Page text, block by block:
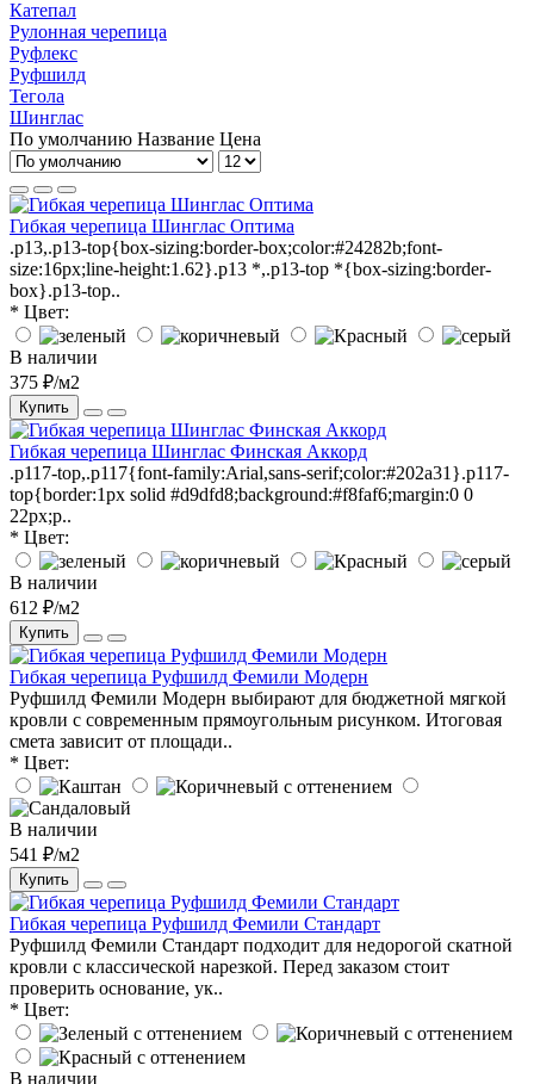
Катепал
Рулонная черепица
Руфлекс
Руфшилд
Тегола
Шинглас
По умолчанию Название Цена
Гибкая черепица Шинглас Оптима
.p13,.p13-top{box-sizing:border-box;color:#24282b;font-
size:16px;line-height:1.62}.p13 *,.p13-top *{box-sizing:border-
box}.p13-top..
* Цвет:
В наличии
375 ₽/м2
Купить
Гибкая черепица Шинглас Финская Аккорд
.p117-top,.p117{font-family:Arial,sans-serif;color:#202a31}.p117-
top{border:1px solid #d9dfd8;background:#f8faf6;margin:0 0
22px;p..
* Цвет:
В наличии
612 ₽/м2
Купить
Гибкая черепица Руфшилд Фемили Модерн
Руфшилд Фемили Модерн выбирают для бюджетной мягкой
кровли с современным прямоугольным рисунком. Итоговая
смета зависит от площади..
* Цвет:
В наличии
541 ₽/м2
Купить
Гибкая черепица Руфшилд Фемили Стандарт
Руфшилд Фемили Стандарт подходит для недорогой скатной
кровли с классической нарезкой. Перед заказом стоит
проверить основание, ук..
* Цвет:
В наличии